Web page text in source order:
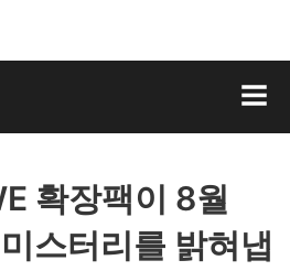
확장팩이 8월
스터리를 밝혀냅